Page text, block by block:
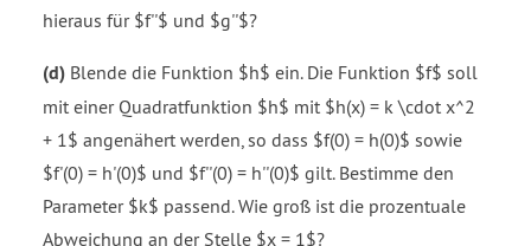
hieraus für $f''$ und $g''$?
(d) Blende die Funktion $h$ ein. Die Funktion $f$ soll
mit einer Quadratfunktion $h$ mit $h(x) = k \cdot x^2
+ 1$ angenähert werden, so dass $f(0) = h(0)$ sowie
$f'(0) = h'(0)$ und $f''(0) = h''(0)$ gilt. Bestimme den
Parameter $k$ passend. Wie groß ist die prozentuale
Abweichung an der Stelle $x = 1$?